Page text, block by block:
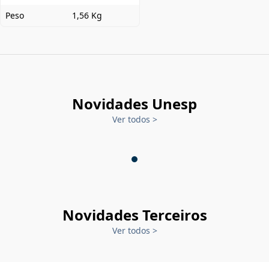
Peso
1,56 Kg
Novidades Unesp
Ver todos >
Novidades Terceiros
Ver todos >